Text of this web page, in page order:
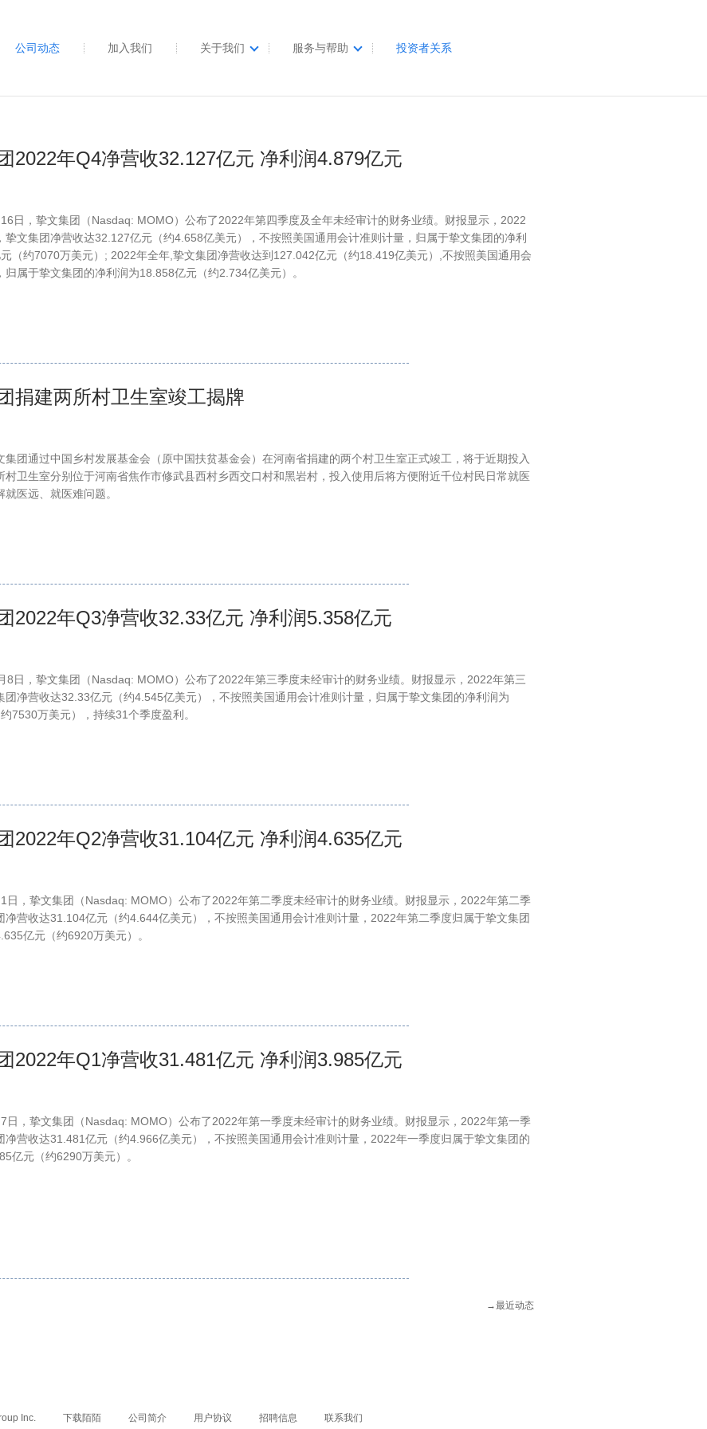
公司动态 加入我们 关于我们 服务与帮助 投资者关系
2022年Q4净营收32.127亿元 净利润4.879亿元
日，挚文集团（Nasdaq: MOMO）公布了2022年第四季度及全年未经审计的财务业绩。财报显示，2022
挚文集团净营收达32.127亿元（约4.658亿美元），不按照美国通用会计准则计量，归属于挚文集团的净利
（约7070万美元）; 2022年全年,挚文集团净营收达到127.042亿元（约18.419亿美元）,不按照美国通用会
归属于挚文集团的净利润为18.858亿元（约2.734亿美元）。
捐建两所村卫生室竣工揭牌
集团通过中国乡村发展基金会（原中国扶贫基金会）在河南省捐建的两个村卫生室正式竣工，将于近期投入
村卫生室分别位于河南省焦作市修武县西村乡西交口村和黑岩村，投入使用后将方便附近千位村民日常就医
医远、就医难问题。
2022年Q3净营收32.33亿元 净利润5.358亿元
8日，挚文集团（Nasdaq: MOMO）公布了2022年第三季度未经审计的财务业绩。财报显示，2022年第三
团净营收达32.33亿元（约4.545亿美元），不按照美国通用会计准则计量，归属于挚文集团的净利润为
7530万美元），持续31个季度盈利。
2022年Q2净营收31.104亿元 净利润4.635亿元
日，挚文集团（Nasdaq: MOMO）公布了2022年第二季度未经审计的财务业绩。财报显示，2022年第二季
净营收达31.104亿元（约4.644亿美元），不按照美国通用会计准则计量，2022年第二季度归属于挚文集团
亿元（约6920万美元）。
2022年Q1净营收31.481亿元 净利润3.985亿元
日，挚文集团（Nasdaq: MOMO）公布了2022年第一季度未经审计的财务业绩。财报显示，2022年第一季
净营收达31.481亿元（约4.966亿美元），不按照美国通用会计准则计量，2022年一季度归属于挚文集团的
亿元（约6290万美元）。
→最近动态
Inc. 下载陌陌 公司简介 用户协议 招聘信息 联系我们